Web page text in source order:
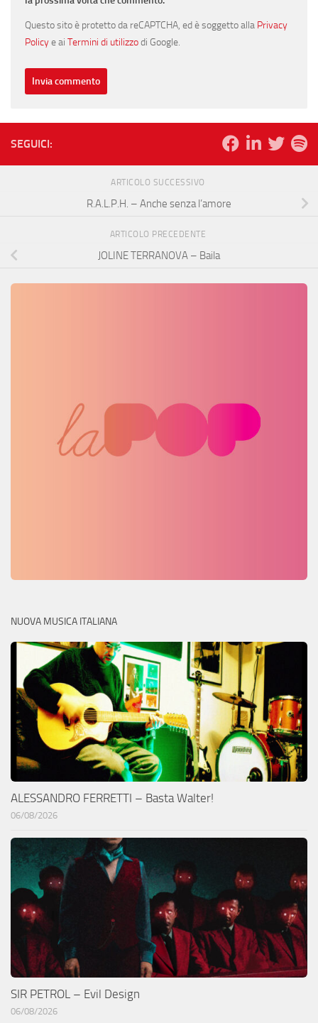
Questo sito è protetto da reCAPTCHA, ed è soggetto alla Privacy
Policye ai Termini di utilizzodi Google.
SEGUICI:
ARTICOLO SUCCESSIVO
R.A.L.P.H. – Anche senza l’amore
ARTICOLO PRECEDENTE
JOLINE TERRANOVA – Baila
NUOVA MUSICA ITALIANA
ALESSANDRO FERRETTI – Basta Walter!
06/08/2026
SIR PETROL – Evil Design
06/08/2026